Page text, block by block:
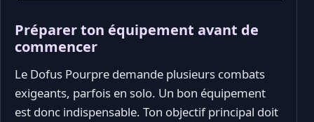
Préparer ton équipement avant de
commencer
Le Dofus Pourpre demande plusieurs combats
exigeants, parfois en solo. Un bon équipement
est donc indispensable. Ton objectif principal doit